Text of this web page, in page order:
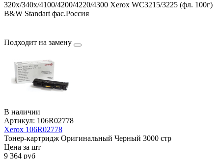
320x/340x/4100/4200/4220/4300 Xerox WC3215/3225 (фл. 100г)
B&W Standart фас.Россия
Подходит на замену
В наличии
Артикул: 106R02778
Xerox 106R02778
Тонер-картридж Оригинальный Черный 3000 стр
Цена за шт
9 364 руб